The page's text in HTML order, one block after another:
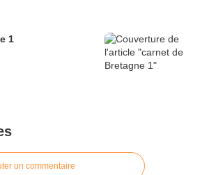
1
un commentaire